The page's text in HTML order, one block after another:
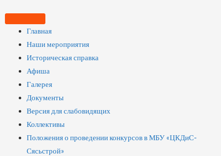
Главная
Наши мероприятия
Историческая справка
Афиша
Галерея
Документы
Версия для слабовидящих
Коллективы
Положения о проведении конкурсов в МБУ «ЦКДиС-
Сясьстрой»